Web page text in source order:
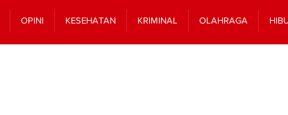
OPINI KESEHATAN KRIMINAL OLAHRAGA